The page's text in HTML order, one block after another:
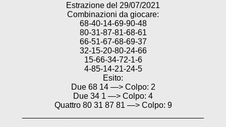
Estrazione del 29/07/2021
Combinazioni da giocare:
68-40-14-69-90-48
80-31-87-81-68-61
66-51-67-68-69-37
32-15-20-80-24-66
15-66-34-72-1-6
4-85-14-21-24-5
Esito:
Due 68 14 —> Colpo: 2
Due 34 1 —> Colpo: 4
Quattro 80 31 87 81 —> Colpo: 9